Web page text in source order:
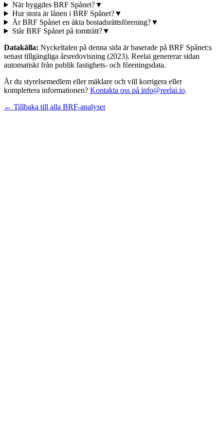
När byggdes BRF Spånet?▼
Hur stora är lånen i BRF Spånet?▼
Är BRF Spånet en äkta bostadsrättsförening?▼
Står BRF Spånet på tomträtt?▼
Datakälla: Nyckeltalen på denna sida är baserade på BRF Spånet:s
senast tillgängliga årsredovisning (2023). Reelai genererar sidan
automatiskt från publik fastighets- och föreningsdata.
Är du styrelsemedlem eller mäklare och vill korrigera eller
komplettera informationen? Kontakta oss på info@reelai.io.
← Tillbaka till alla BRF-analyser